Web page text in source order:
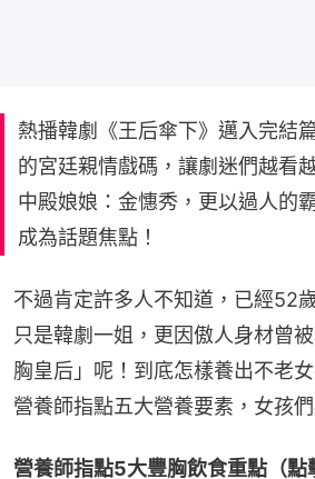
熱播韓劇《王后傘下》邁入完結
的宮廷親情戲碼，讓劇迷們越看
中殿娘娘：金憓秀，更以過人的
成為話題焦點！
不過肯定許多人不知道，已經52
只是韓劇一姐，更因傲人身材曾
胸皇后」呢！到底怎樣養出不老
營養師指點五大營養要素，女孩們
營養師指點5大豐胸飲食重點（點